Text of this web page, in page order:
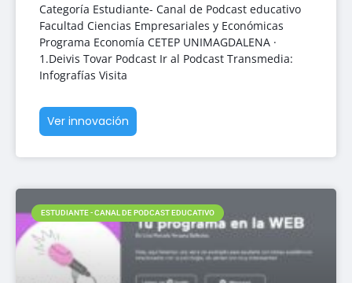
Categoría Estudiante- Canal de Podcast educativo
Facultad Ciencias Empresariales y Económicas
Programa Economía CETEP UNIMAGDALENA ·
1.Deivis Tovar Podcast Ir al Podcast Transmedia:
Infografías Visita
Ver innovación
ESTUDIANTE - CANAL DE PODCAST EDUCATIVO